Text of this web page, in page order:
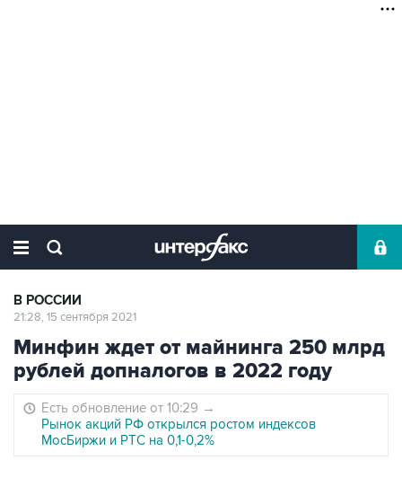
В РОССИИ
21:28, 15 сентября 2021
Минфин ждет от майнинга 250 млрд
рублей допналогов в 2022 году
Есть обновление от 10:29 →
Рынок акций РФ открылся ростом индексов
МосБиржи и РТС на 0,1-0,2%